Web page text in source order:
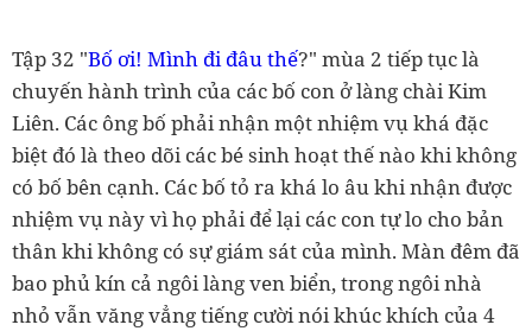
Tập 32 "Bố ơi! Mình đi đâu thế?" mùa 2 tiếp tục là
chuyến hành trình của các bố con ở làng chài Kim
Liên. Các ông bố phải nhận một nhiệm vụ khá đặc
biệt đó là theo dõi các bé sinh hoạt thế nào khi không
có bố bên cạnh. Các bố tỏ ra khá lo âu khi nhận được
nhiệm vụ này vì họ phải để lại các con tự lo cho bản
thân khi không có sự giám sát của mình. Màn đêm đã
bao phủ kín cả ngôi làng ven biển, trong ngôi nhà
nhỏ vẫn văng vẳng tiếng cười nói khúc khích của 4